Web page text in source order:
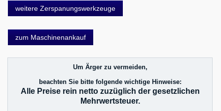
weitere Zerspanungswerkzeuge
zum Maschinenankauf
Um Ärger zu vermeiden,
beachten Sie bitte folgende wichtige Hinweise:
Alle Preise rein netto zuzüglich der gesetzlichen
Mehrwertsteuer.